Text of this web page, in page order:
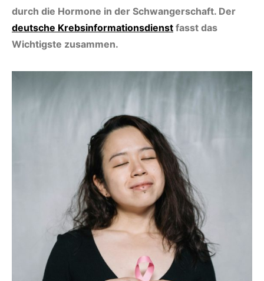
durch die Hormone in der Schwangerschaft. Der
deutsche Krebsinformationsdienst fasst das
Wichtigste zusammen.